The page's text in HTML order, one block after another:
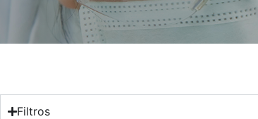
Filtros